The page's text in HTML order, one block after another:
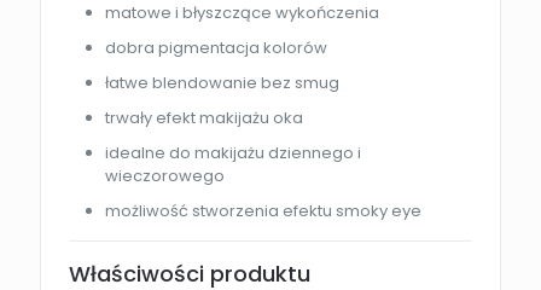
matowe i błyszczące wykończenia
dobra pigmentacja kolorów
łatwe blendowanie bez smug
trwały efekt makijażu oka
idealne do makijażu dziennego i
wieczorowego
możliwość stworzenia efektu smoky eye
Właściwości produktu